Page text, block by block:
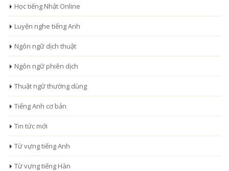
Học tiếng Nhật Online
Luyện nghe tiếng Anh
Ngôn ngữ dịch thuật
Ngôn ngữ phiên dịch
Thuật ngữ thường dùng
Tiếng Anh cơ bản
Tin tức mới
Từ vựng tiếng Anh
Từ vựng tiếng Hàn